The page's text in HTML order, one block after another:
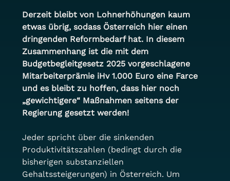
Derzeit bleibt von Lohnerhöhungen kaum
etwas übrig, sodass Österreich hier einen
dringenden Reformbedarf hat. In diesem
Zusammenhang ist die mit dem
Budgetbegleitgesetz 2025 vorgeschlagene
Mitarbeiterprämie iHv 1.000 Euro eine Farce
und es bleibt zu hoffen, dass hier noch
„gewichtigere“ Maßnahmen seitens der
Regierung gesetzt werden!
Jeder spricht über die sinkenden
Produktivitätszahlen (bedingt durch die
bisherigen substanziellen
Gehaltssteigerungen) in Österreich. Um